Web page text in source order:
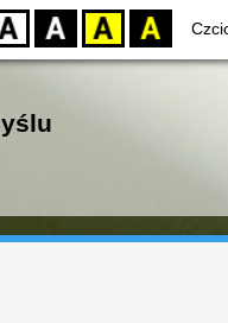
D BW YB BY